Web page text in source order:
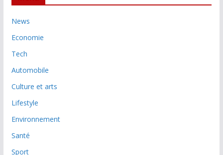
News
Economie
Tech
Automobile
Culture et arts
Lifestyle
Environnement
Santé
Sport